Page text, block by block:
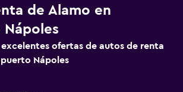
de Alamo en
ofertas de autos de renta
Nápoles